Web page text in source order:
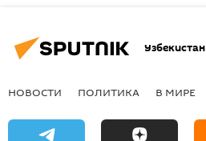
Узбекистан
НОВОСТИ ПОЛИТИКА В МИРЕ